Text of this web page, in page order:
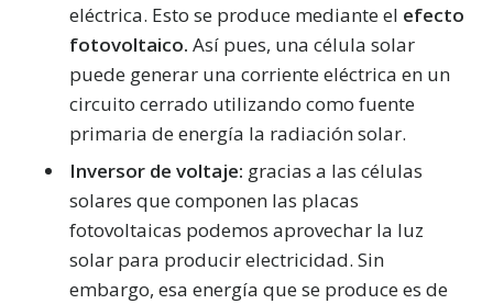
eléctrica. Esto se produce mediante el efecto
fotovoltaico.Así pues, una célula solar
puede generar una corriente eléctrica en un
circuito cerrado utilizando como fuente
primaria de energía la radiación solar.
Inversor de voltaje: gracias a las células
solares que componen las placas
fotovoltaicas podemos aprovechar la luz
solar para producir electricidad. Sin
embargo, esa energía que se produce es de